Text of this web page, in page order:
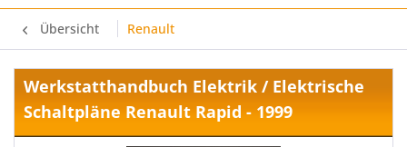
Übersicht Renault
Werkstatthandbuch Elektrik / Elektrische
Schaltpläne Renault Rapid - 1999